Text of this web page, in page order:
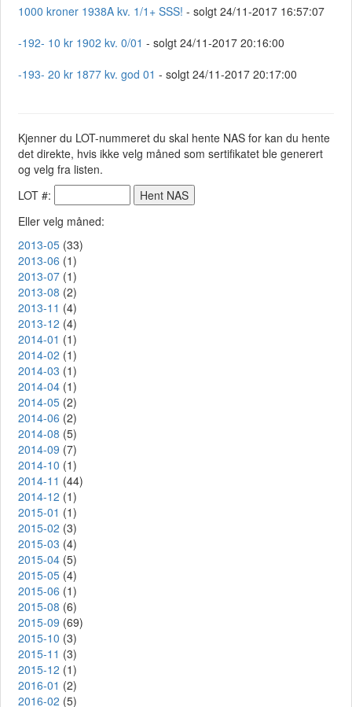
1000 kroner 1938A kv. 1/1+ SSS! - solgt 24/11-2017 16:57:07
-192- 10 kr 1902 kv. 0/01 - solgt 24/11-2017 20:16:00
-193- 20 kr 1877 kv. god 01 - solgt 24/11-2017 20:17:00
Kjenner du LOT-nummeret du skal hente NAS for kan du hente
det direkte, hvis ikke velg måned som sertifikatet ble generert
og velg fra listen.
LOT #:
Eller velg måned:
2013-05 (33)
2013-06 (1)
2013-07 (1)
2013-08 (2)
2013-11 (4)
2013-12 (4)
2014-01 (1)
2014-02 (1)
2014-03 (1)
2014-04 (1)
2014-05 (2)
2014-06 (2)
2014-08 (5)
2014-09 (7)
2014-10 (1)
2014-11 (44)
2014-12 (1)
2015-01 (1)
2015-02 (3)
2015-03 (4)
2015-04 (5)
2015-05 (4)
2015-06 (1)
2015-08 (6)
2015-09 (69)
2015-10 (3)
2015-11 (3)
2015-12 (1)
2016-01 (2)
2016-02 (5)